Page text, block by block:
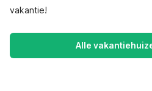
vakantie!
Alle